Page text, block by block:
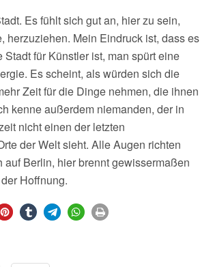
Es fühlt sich gut an, hier zu sein,
herzuziehen. Mein Eindruck ist, dass es
für Künstler ist, man spürt eine
Es scheint, als würden sich die
Zeit für die Dinge nehmen, die ihnen
kenne außerdem niemanden, der in
nicht einen der letzten
der Welt sieht. Alle Augen richten
auf Berlin, hier brennt gewissermaßen
Hoffnung.